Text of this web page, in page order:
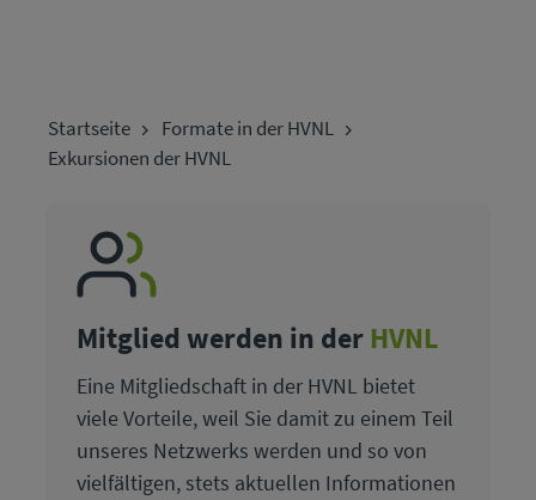
Startseite
Formate in der HVNL
Exkursionen der HVNL
Mitglied werden in der HVNL
Eine Mitgliedschaft in der HVNL bietet
viele Vorteile, weil Sie damit zu einem Teil
unseres Netzwerks werden und so von
vielfältigen, stets aktuellen Informationen